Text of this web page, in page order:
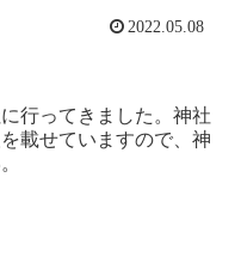
2022.05.08
行ってきました。神社
載せていますので、神